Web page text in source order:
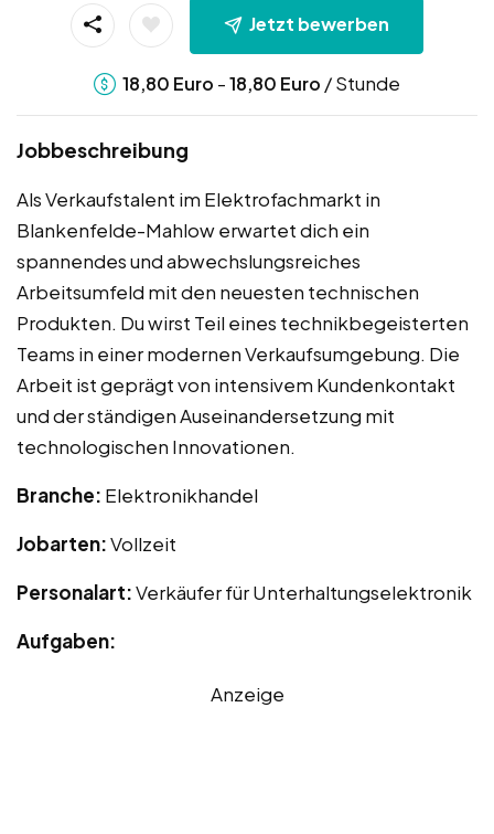
Jetzt bewerben
18,80 Euro -18,80 Euro / Stunde
Jobbeschreibung
Als Verkaufstalent im Elektrofachmarkt in
Blankenfelde-Mahlow erwartet dich ein
spannendes und abwechslungsreiches
Arbeitsumfeld mit den neuesten technischen
Produkten. Du wirst Teil eines technikbegeisterten
Teams in einer modernen Verkaufsumgebung. Die
Arbeit ist geprägt von intensivem Kundenkontakt
und der ständigen Auseinandersetzung mit
technologischen Innovationen.
Branche: Elektronikhandel
Jobarten:Vollzeit
Personalart:Verkäufer für Unterhaltungselektronik
Aufgaben:
Anzeige